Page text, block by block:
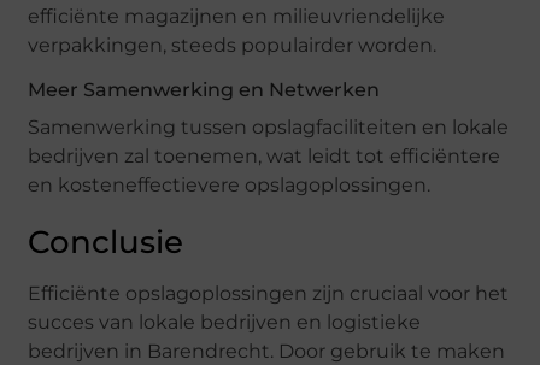
efficiënte magazijnen en milieuvriendelijke
verpakkingen, steeds populairder worden.
Meer Samenwerking en Netwerken
Samenwerking tussen opslagfaciliteiten en lokale
bedrijven zal toenemen, wat leidt tot efficiëntere
en kosteneffectievere opslagoplossingen.
Conclusie
Efficiënte opslagoplossingen zijn cruciaal voor het
succes van lokale bedrijven en logistieke
bedrijven in Barendrecht. Door gebruik te maken